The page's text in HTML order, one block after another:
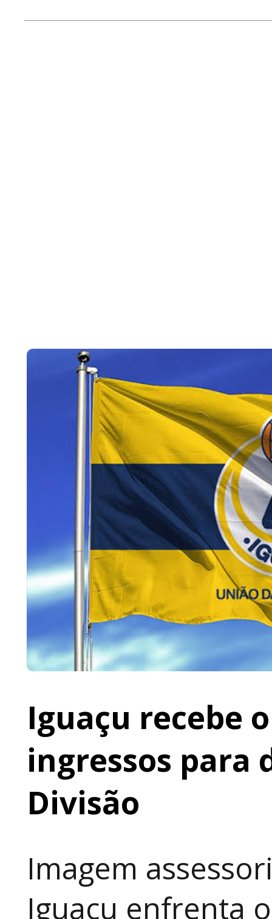
Iguaçu recebe
ingressos para
Divisão
Imagem
Iguaçu enfrenta